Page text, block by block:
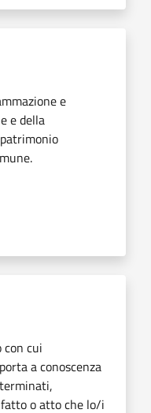
e
e della
cui
a conoscenza
o atto che lo/i